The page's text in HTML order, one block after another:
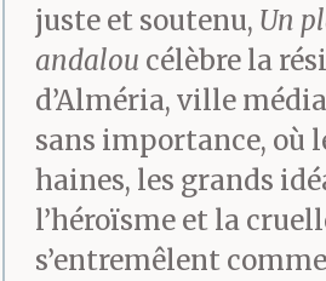
juste et soutenu, Un
andalou célèbre la
d’Alméria, ville
sans importance, où
haines, les grands
l’héroïsme et la
s’entremêlent